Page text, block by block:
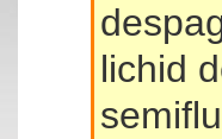
lichid